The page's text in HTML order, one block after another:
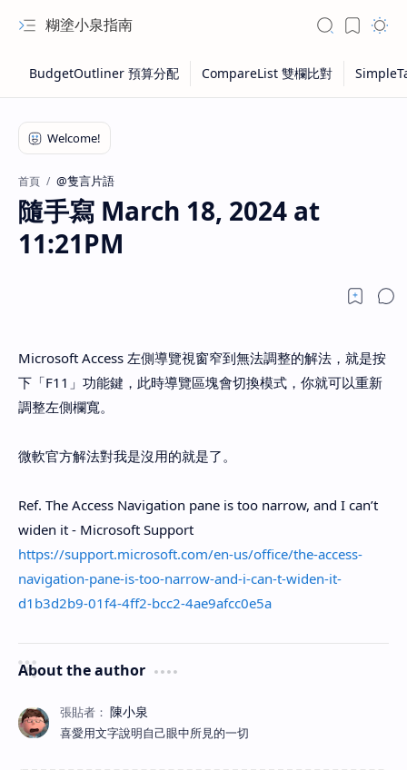
糊塗小泉指南
首頁 @隻言片語
隨手寫 March 18, 2024 at
11:21PM
Microsoft Access 左側導覽視窗窄到無法調整的解法，就是按
下「F11」功能鍵，此時導覽區塊會切換模式，你就可以重新
調整左側欄寬。
微軟官方解法對我是沒用的就是了。
Ref. The Access Navigation pane is too narrow, and I can’t
widen it - Microsoft Support
https://support.microsoft.com/en-us/office/the-access-
navigation-pane-is-too-narrow-and-i-can-t-widen-it-
d1b3d2b9-01f4-4ff2-bcc2-4ae9afcc0e5a
About the author
喜愛用文字說明自己眼中所見的一切